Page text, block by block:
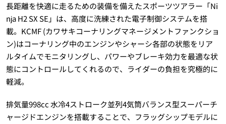
長距離を快適に走るための装備を備えたスポーツツアラー「Ni
nja H2 SX SE」は、高度に洗練された電子制御システムを搭
載。KCMF (カワサキコーナリングマネージメントファンクショ
ン)はコーナリング中のエンジンやシャーシ各部の状態をリア
ルタイムでモニタリングし、パワーやブレーキ効力を最適な状
態にコントロールしてくれるので、ライダーの負担を究極的に
軽減。
排気量998cc 水冷4ストローク並列4気筒バランス型スーパーチ
ャージドエンジンを搭載することで、フラッグシップモデルに